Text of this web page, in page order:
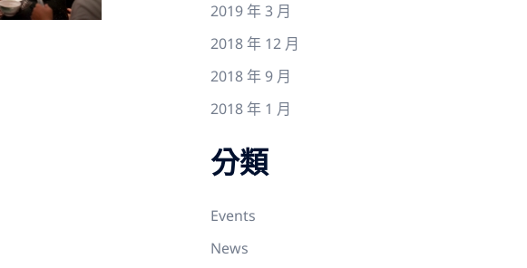
2019 年 3 月
2018 年 12 月
2018 年 9 月
2018 年 1 月
分類
Events
News